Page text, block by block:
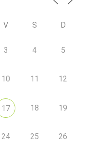
V S D
3 4 5
10 11 12
17 18 19
24 25 26